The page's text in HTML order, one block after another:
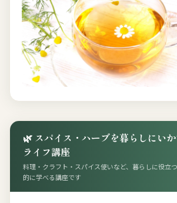
🌿 スパイス・ハーブを暮らしにい
ライフ講座
料理・クラフト・スパイス使いなど、暮らしに役立
的に学べる講座です